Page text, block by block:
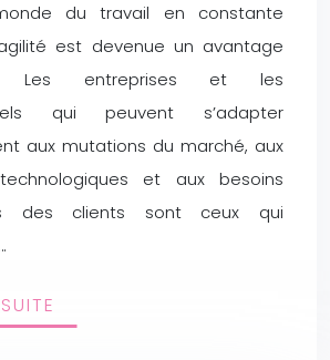
du travail en constante
est devenue un avantage
Les entreprises et les
qui peuvent s’adapter
aux mutations du marché, aux
et aux besoins
des clients sont ceux qui